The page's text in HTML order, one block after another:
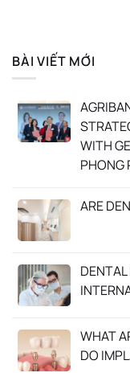
BÀI VIẾT MỚI
WITH
PHONG
ARE
WHAT
DO